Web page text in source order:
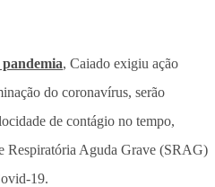
, Caiado exigiu ação
do coronavírus, serão
de contágio no tempo,
Respiratória Aguda Grave (SRAG)
19.